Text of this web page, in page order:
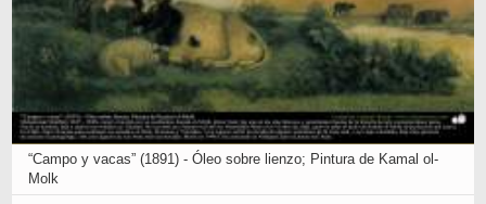
“Campo y vacas” (1891) - Óleo sobre lienzo; Pintura de Kamal ol-
Molk